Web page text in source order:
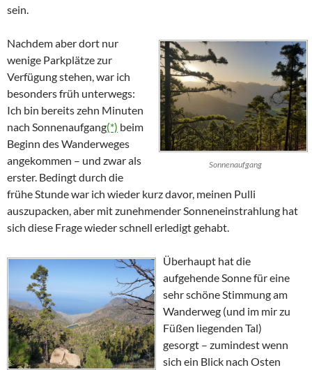
sein.
Sonnenaufgang
Nachdem aber dort nur
wenige Parkplätze zur
Verfügung stehen, war ich
besonders früh unterwegs:
Ich bin bereits zehn Minuten
nach Sonnenaufgang(*) beim
Beginn des Wanderweges
angekommen – und zwar als
erster. Bedingt durch die
frühe Stunde war ich wieder kurz davor, meinen Pulli
auszupacken, aber mit zunehmender Sonneneinstrahlung hat
sich diese Frage wieder schnell erledigt gehabt.
Überhaupt hat die
aufgehende Sonne für eine
sehr schöne Stimmung am
Wanderweg (und im mir zu
Füßen liegenden Tal)
gesorgt – zumindest wenn
sich ein Blick nach Osten